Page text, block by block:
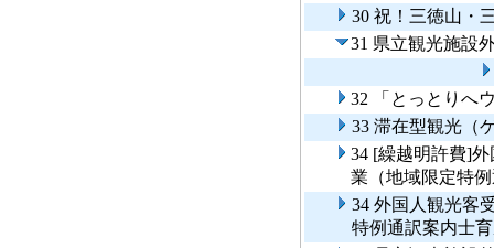
30 祝！三徳山・
31 県立観光施設
32 「とっとりへ
33 滞在型観光（
34 [繰越明許費]
業（地域限定特
34 外国人観光客
特例通訳案内士